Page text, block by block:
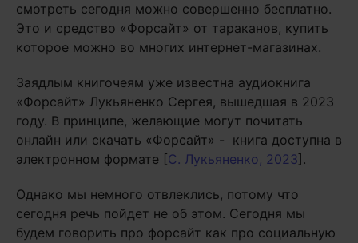
смотреть сегодня можно совершенно бесплатно.
Это и средство «Форсайт» от тараканов, купить
которое можно во многих интернет-магазинах.
Заядлым книгочеям уже известна аудиокнига
«Форсайт» Лукьяненко Сергея, вышедшая в 2023
году. В принципе, желающие могут почитать
онлайн или скачать «Форсайт» - книга доступна в
электронном формате [С. Лукьяненко, 2023].
Однако мы немного отвлеклись, потому что
сегодня речь пойдет не об этом. Сегодня мы
будем говорить про форсайт как про социальную